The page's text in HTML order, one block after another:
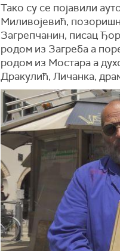
Тако су се појавили
Миливојевић,
Загрепчанин, писац
родом из Загреба а
родом из Мостара а
Дракулић, Личанка,